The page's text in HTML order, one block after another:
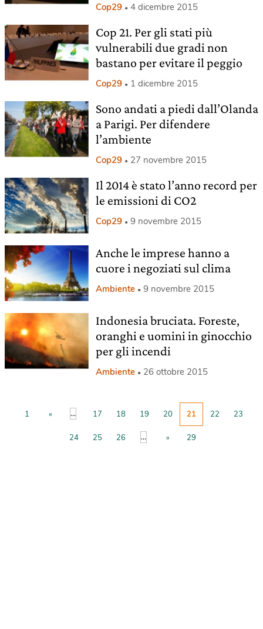
Cop29 4 dicembre 2015
Cop 21. Per gli stati più
vulnerabili due gradi non
bastano per evitare il peggio
Cop29 1 dicembre 2015
Sono andati a piedi dall’Olanda
a Parigi. Per difendere
l’ambiente
Cop29 27 novembre 2015
Il 2014 è stato l’anno record per
le emissioni di CO2
Cop29 9 novembre 2015
Anche le imprese hanno a
cuore i negoziati sul clima
Ambiente 9 novembre 2015
Indonesia bruciata. Foreste,
oranghi e uomini in ginocchio
per gli incendi
Ambiente 26 ottobre 2015
1 « ... 17 18 19 20 21 22 23
24 25 26 ... » 29